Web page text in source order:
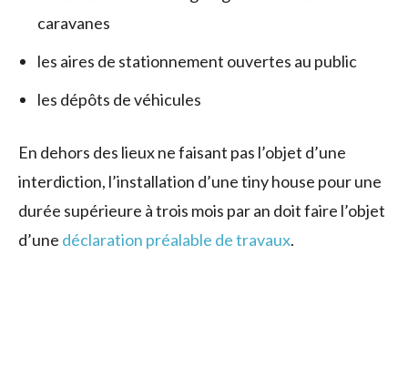
caravanes
les aires de stationnement ouvertes au public
les dépôts de véhicules
En dehors des lieux ne faisant pas l’objet d’une
interdiction, l’installation d’une tiny house pour une
durée supérieure à trois mois par an doit faire l’objet
d’une déclaration préalable de travaux.